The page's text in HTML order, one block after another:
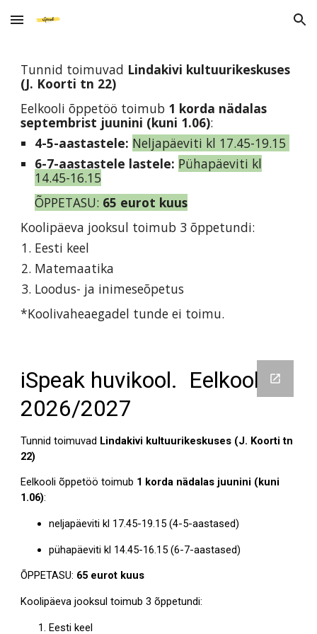
Skip to main content Skip to navigation
Tunnid toimuvad Lindakivi kultuurikeskuses
(J. Koorti tn 22)
Eelkooli õppetöö toimub 1 korda nädalas
septembrist juunini (kuni 1.06):
4-5-aastastele: Neljapäeviti kl 17.45-19.15
6-7-aastastele lastele: Pühapäeviti kl
14.45-16.15
ÕPPETASU: 65 eurot kuus
Koolipäeva jooksul toimub 3 õppetundi:
Eesti keel
Matemaatika
Loodus- ja inimeseõpetus
*Koolivaheaegadel tunde ei toimu.